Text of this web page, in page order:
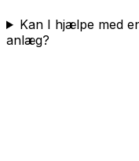
Kan I hjælpe med
anlæg?